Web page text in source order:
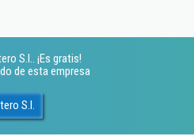
S.l.. ¡Es gratis!
de esta empresa
S.l.